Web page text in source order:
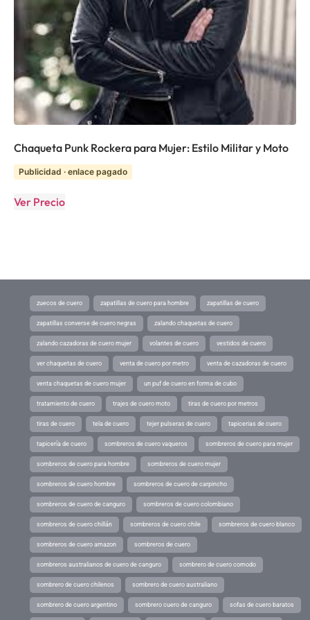
Chaqueta Punk Rockera para Mujer: Estilo Militar y Moto
Publicidad · enlace pagado
Ver Precio
zuecos de cuero zapatillas de cuero para hombre zapatillas de cuero
zapatillas converse de cuero negras zalando chaquetas de cuero
zalando cazadoras de cuero mujer volantes de cuero vestidos de cuero
ver chaquetas de cuero venta de cuero por metro venta de cazadoras de cuero
venta chaquetas de cuero mujer un puf de cuero en forma de cubo
tratamiento de cuero trajes de cuero moto tiras de cuero por metros
tiras de cuero tela de cuero tejer pulseras de cuero tapicerias de cuero
tapicería de cuero sombreros de cuero vaqueros sombreros de cuero para mujer
sombreros de cuero para hombre sombreros de cuero mujer
sombreros de cuero hombre sombreros de cuero de carpincho
sombreros de cuero de canguro sombreros de cuero colombiano
sombreros de cuero chillán sombreros de cuero chile sombreros de cuero blanco
sombreros de cuero amazon sombreros de cuero
sombreros australianos de cuero de canguro sombrero de cuero comodo
sombrero de cuero chilenos sombrero de cuero australiano
sombrero de cuero argentino sombrero cuero de canguro sofas de cuero baratos